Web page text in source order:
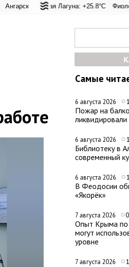
Лагуна: +25.8°C Фиолент:
перевал: +25°C Евпатория: +32°C
Самые
6 августа 2026
Пожар на
6 августа 2026
Библиотеку в
современный
6 августа 2026
В Феодосии
«Якорёк»
7 августа 2026
Опыт Крыма по
могут
уровне
7 августа 2026